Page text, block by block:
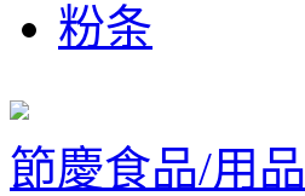
粉条
節慶食品/用品